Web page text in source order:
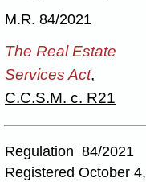
M.R. 84/2021
The Real Estate
Services Act,
C.C.S.M. c. R21
Regulation 84/2021
Registered October 4,